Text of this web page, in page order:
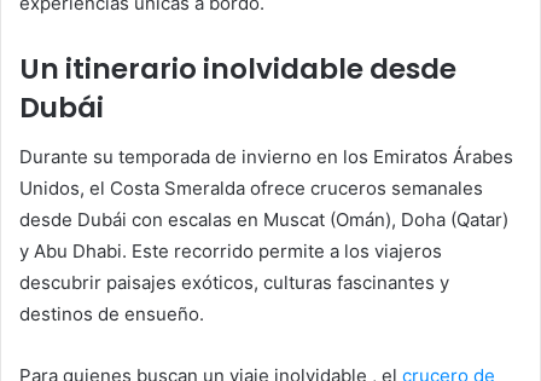
Un itinerario inolvidable desde
Dubái
Durante su temporada de invierno en los Emiratos Árabes
Unidos, el Costa Smeralda ofrece cruceros semanales
desde Dubái con escalas en Muscat (Omán), Doha (Qatar)
y Abu Dhabi. Este recorrido permite a los viajeros
descubrir paisajes exóticos, culturas fascinantes y
destinos de ensueño.
Para quienes buscan un viaje inolvidable , el crucero de